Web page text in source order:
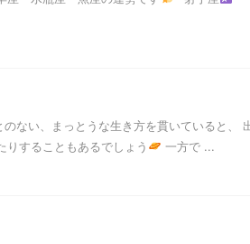
のない、まっとうな生き方を貫いていると、
することもあるでしょう
一方で ...